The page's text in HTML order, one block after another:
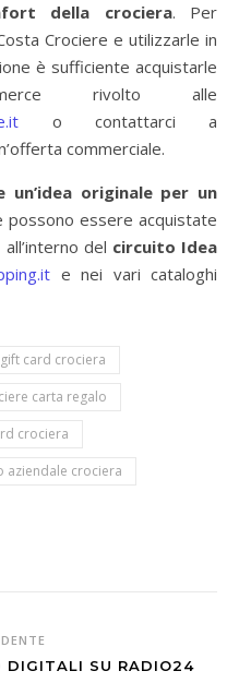
della crociera. Per
Crociere e utilizzarle in
è sufficiente acquistarle
rivolto alle
o contattarci a
commerciale.
un’idea originale per un
essere acquistate
del circuito Idea
e nei vari cataloghi
card crociera
carta regalo
crociera
aziendale crociera
DIGITALI SU RADIO24